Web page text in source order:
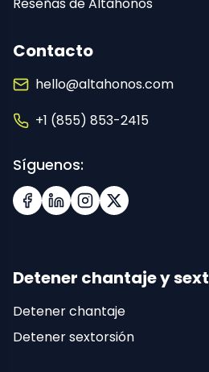
Contacto
hello@altahonos.com
+1 (855) 853-2415
Síguenos:
Facebook
LinkedInInstagramX (Twitter)
Detener chantaje y
Detener chantaje
Detener sextorsión